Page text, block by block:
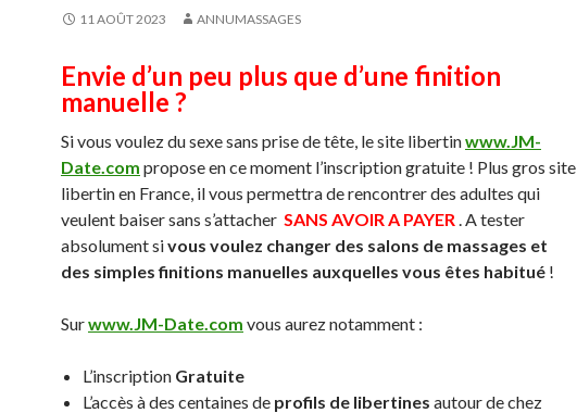
11 AOÛT 2023 ANNUMASSAGES
Envie d’un peu plus que d’une finition
manuelle ?
Si vous voulez du sexe sans prise de tête, le site libertinwww.JM-
Date.com propose en ce moment l’inscription gratuite ! Plus gros site
libertin en France, il vous permettra de rencontrer des adultes qui
veulent baiser sans s’attacher SANS AVOIR A PAYER. A tester
absolument sivous voulez changer des salons de massages et
des simples finitions manuelles auxquelles vous êtes habitué !
Surwww.JM-Date.com vous aurez notamment :
L’inscription Gratuite
L’accès à des centaines de profils de libertines autour de chez